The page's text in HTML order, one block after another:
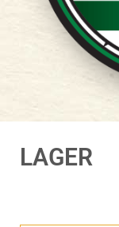
LAGER